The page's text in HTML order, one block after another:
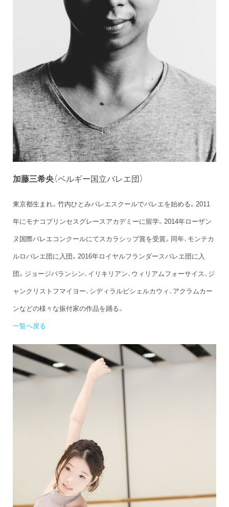
加藤三希央（ベルギー国立バレエ団）
東京都生まれ。竹内ひとみバレエスクールでバレエを始める。2011
年にモナコプリンセスグレースアカデミーに留学。2014年ローザン
ヌ国際バレエコンクールにてスカラシップ賞を受賞。同年、モンテカ
ルロバレエ団に入団。2016年ロイヤルフランダースバレエ団に入
団。ジョージバランシン、イリキリアン、ウィリアムフォーサイス、ジ
ャンクリストフマイヨー、シディラルビシェルカウィ、アクラムカー
ンなどの様々な振付家の作品を踊る。
一覧へ戻る